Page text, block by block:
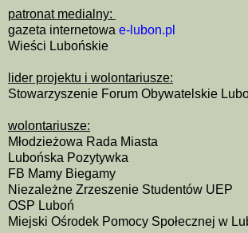
patronat medialny:
gazeta internetowa e-lubon.pl
Wieści Lubońskie
lider projektu i wolontariusze:
Stowarzyszenie Forum Obywatelskie
wolontariusze:
Młodzieżowa Rada Miasta
Lubońska Pozytywka
FB Mamy Biegamy
Niezależne Zrzeszenie Studentów UEP
OSP Luboń
Miejski Ośrodek Pomocy Społecznej w